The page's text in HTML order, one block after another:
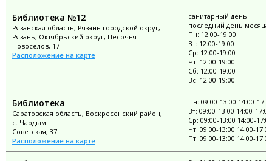
Библиотека №12
Рязанская область, Рязань городской округ,
Рязань, Октябрьский округ, Песочня
Новосёлов, 17
Расположение на карте
санитарный день:
последний день месяца
Пн: 12:00-19:00
Вт: 12:00-19:00
Ср: 12:00-19:00
Чт: 12:00-19:00
Сб: 12:00-19:00
Вс: 12:00-19:00
Библиотека
Саратовская область, Воскресенский район,
с. Чардым
Советская, 37
Расположение на карте
Пн: 09:00-13:00 14:00-
Вт: 09:00-13:00 14:00-17:00
Ср: 09:00-13:00 14:00-17:00
Чт: 09:00-13:00 14:00-17:00
Пт: 09:00-13:00 14:00-17:00